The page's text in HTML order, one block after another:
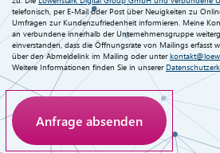
telefonisch, per E-Mail oder Post über Neuigkeiten zu
Umfragen zur Kundenzufriedenheit informieren. Meine
an verbundene innerhalb der Unternehmensgruppe
einverstanden, dass die Öffnungsrate von Mailings erfasst
über den Abmeldelink im Mailing oder unter
Weitere Informationen finden Sie in unserer